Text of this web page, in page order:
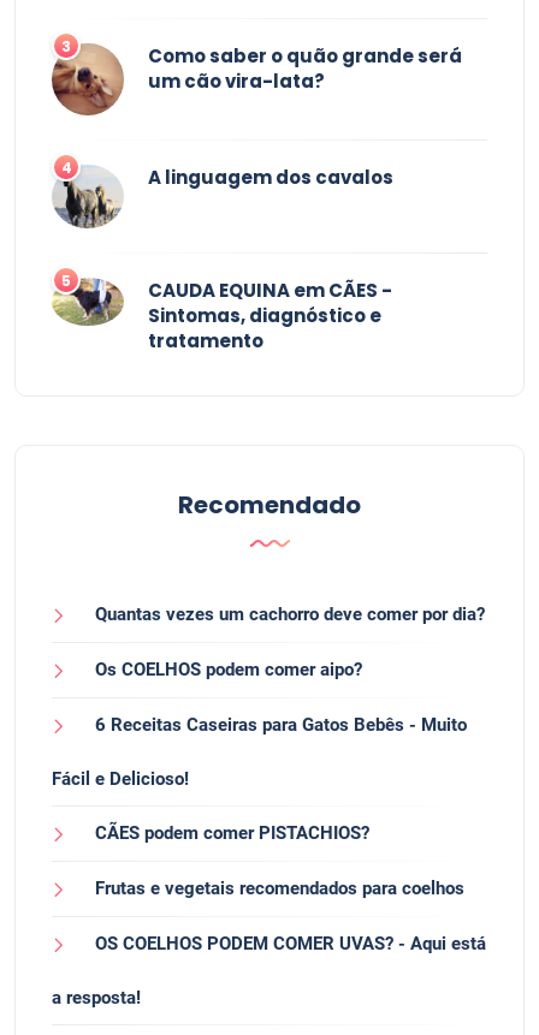
3
Como saber o quão grande será
um cão vira-lata?
4 A linguagem dos cavalos
5
CAUDA EQUINA em CÃES -
Sintomas, diagnóstico e
tratamento
Recomendado
Quantas vezes um cachorro deve comer por dia?
Os COELHOS podem comer aipo?
6 Receitas Caseiras para Gatos Bebês - Muito
Fácil e Delicioso!
CÃES podem comer PISTACHIOS?
Frutas e vegetais recomendados para coelhos
OS COELHOS PODEM COMER UVAS? - Aqui está
a resposta!